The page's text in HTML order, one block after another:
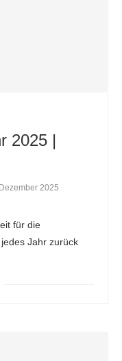
2025 |
2025
für die
Jahr zurück